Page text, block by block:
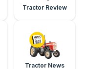
Tractor Review
Tractor News